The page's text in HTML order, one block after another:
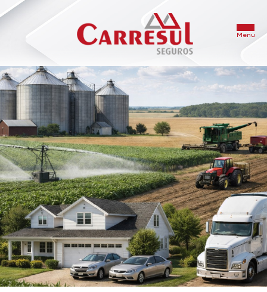
INÍCIO
A CARRESUL
SOLUÇÕES EM SEGUROS
SEGURADORAS
FALE CONOSCO